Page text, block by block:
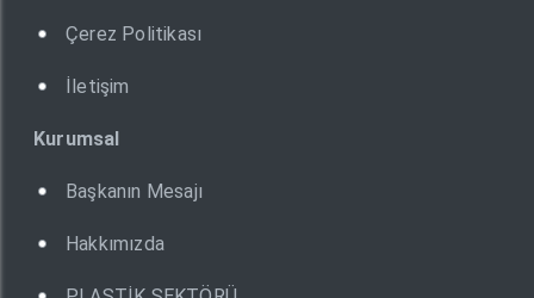
Çerez Politikası
İletişim
Kurumsal
Başkanın Mesajı
Hakkımızda